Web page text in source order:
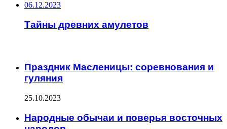
06.12.2023
Тайны древних амулетов
Праздник Масленицы: соревнования и
гуляния
25.10.2023
Народные обычаи и поверья восточных